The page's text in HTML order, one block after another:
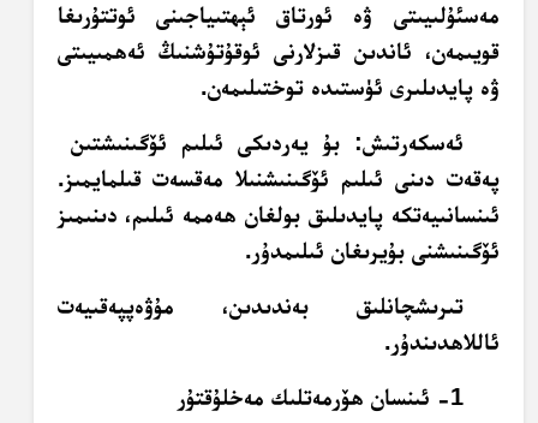
مەسئۇلىيىتى ۋە ئورتاق ئېھتىياجىنى ئوتتۇرىغا
قويىمەن، ئاندىن قىزلارنى ئوقۇتۇشنىڭ ئەھمىيىتى
ۋە پايدىلىرى ئۈستىدە توختىلىمەن.
ئەسكەرتىش: بۇ يەردىكى ئىلىم ئۆگىنىشتىن
پەقەت دىنى ئىلىم ئۆگىنىشنىلا مەقسەت قىلمايمىز.
ئىنسانىيەتكە پايدىلىق بولغان ھەممە ئىلىم، دىنىمىز
ئۆگىنىشنى بۇيرىغان ئىلىمدۇر.
تىرىشچانلىق بەندىدىن، مۇۋەپپەقىيەت
ئاللاھدىندۇر.
1- ئىنسان ھۆرمەتلىك مەخلۇقتۇر